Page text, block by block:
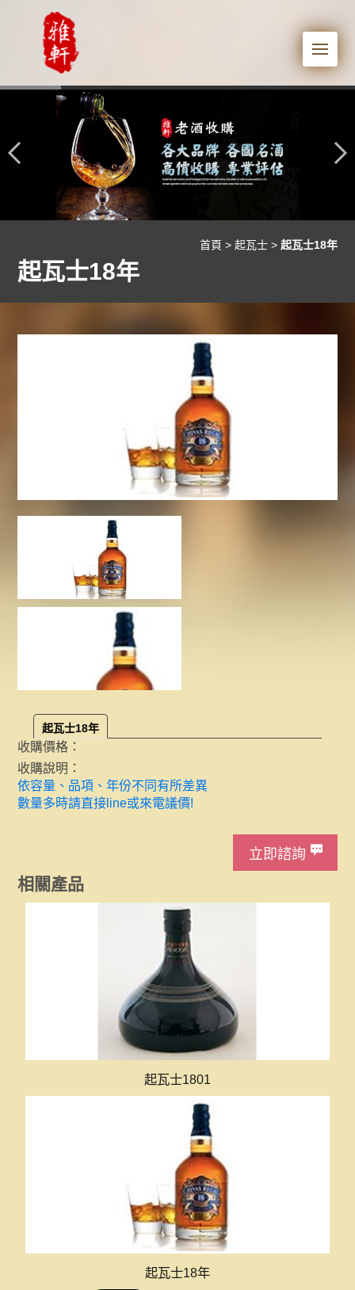
首頁 > 起瓦士> 起瓦士18年
起瓦士18年
起瓦士18年
收購價格：
歡迎來電洽詢!
收購說明：
依容量、品項、年份不同有所差異
數量多時請直接line或來電議價!
立即諮詢
相關產品
起瓦士1801
起瓦士18年